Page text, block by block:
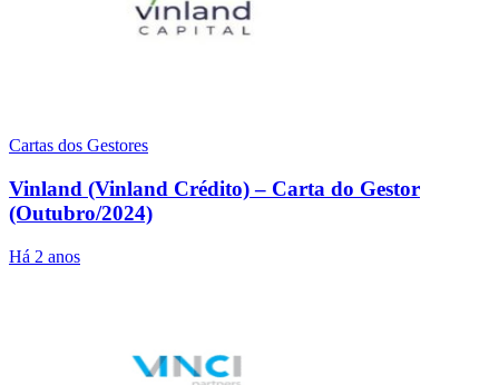
Cartas dos Gestores
Vinland (Vinland Crédito) – Carta do Gestor
(Outubro/2024)
Há 2 anos